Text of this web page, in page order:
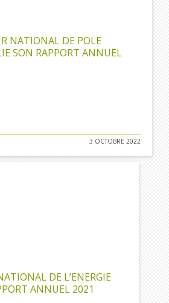
NATIONAL DE POLE
SON RAPPORT ANNUEL
3 OCTOBRE 2022
DE L’ENERGIE
ANNUEL 2021